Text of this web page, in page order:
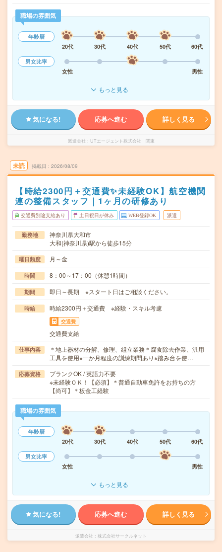
職場の雰囲気
年齢層
20代
30代 40代 50代
60代
男女比率
女性
男性
もっと見る
気になる! 応募へ進む 詳しく見る
派遣会社 UTエージェント株式会社 関東
未読 掲載日 2026/08/09
【時給2300円＋交通費✨未経験OK】航空機関
連の整備スタッフ｜1ヶ月の研修あり
交通費別途支給あり 土日祝日が休み WEB登録OK 派遣
勤務地
神奈川県大和市
大和(神奈川県)駅から徒歩15分
曜日頻度 月～金
時間 8：00～17：00（休憩1時間）
期間 即日～長期 ※スタート日はご相談ください。
時給 時給2300円＋交通費 ※経験・スキル考慮
交通費
交通費支給
仕事内容
＊地上器材の分解、修理、組立業務＊腐食除去作業、汎用
工具を使用※一か月程度の訓練期間あり※踏み台を使…
応募資格
ブランクOK / 英語力不要
※未経験ＯＫ！【必須】＊普通自動車免許をお持ちの方
【尚可】＊板金工経験
職場の雰囲気
年齢層
20代
30代 40代 50代
60代
男女比率
女性
男性
もっと見る
気になる! 応募へ進む 詳しく見る
派遣会社 株式会社サークルネット